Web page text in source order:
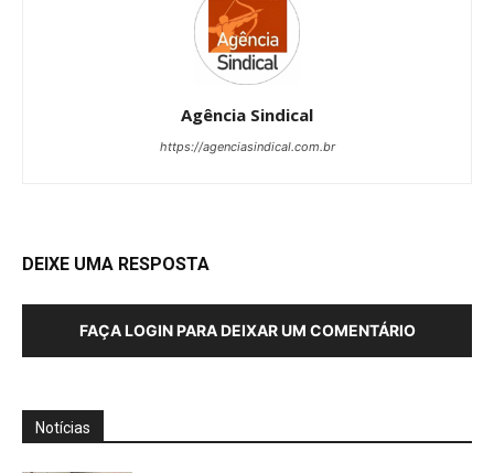
Agência Sindical
https://agenciasindical.com.br
DEIXE UMA RESPOSTA
FAÇA LOGIN PARA DEIXAR UM COMENTÁRIO
Notícias